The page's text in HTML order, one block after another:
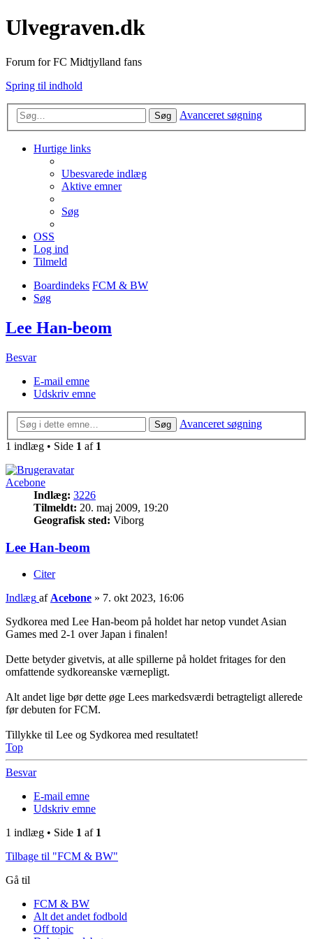
Ulvegraven.dk
Forum for FC Midtjylland fans
Spring til indhold
Søg Avanceret søgning
Hurtige links
Ubesvarede indlæg
Aktive emner
Søg
OSS
Log ind
Tilmeld
Boardindeks FCM & BW
Søg
Lee Han-beom
Besvar
E-mail emne
Udskriv emne
Søg
Avanceret søgning
1 indlæg • Side 1 af 1
Acebone
Indlæg: 3226
Tilmeldt: 20. maj 2009, 19:20
Geografisk sted: Viborg
Lee Han-beom
Citer
Indlæg af Acebone » 7. okt 2023, 16:06
Sydkorea med Lee Han-beom på holdet har netop vundet Asian
Games med 2-1 over Japan i finalen!
Dette betyder givetvis, at alle spillerne på holdet fritages for den
omfattende sydkoreanske værnepligt.
Alt andet lige bør dette øge Lees markedsværdi betragteligt allerede
før debuten for FCM.
Tillykke til Lee og Sydkorea med resultatet!
Top
Besvar
E-mail emne
Udskriv emne
1 indlæg • Side 1 af 1
Tilbage til "FCM & BW"
Gå til
FCM & BW
Alt det andet fodbold
Off topic